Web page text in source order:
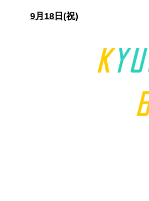
K
9月18日(祝)